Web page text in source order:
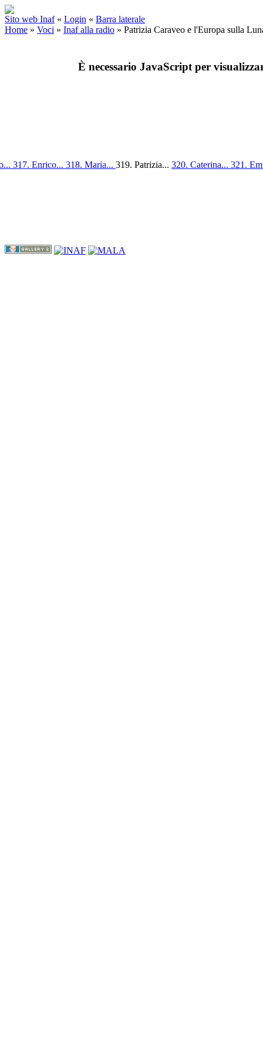
Sito web Inaf « Login « Barra laterale
Home » Voci » Inaf alla radio » Patrizia Caraveo e l'Europa sulla
È necessario JavaScript per
317. Enrico... 318. Maria... 319. Patrizia... 320. Caterina... 321.